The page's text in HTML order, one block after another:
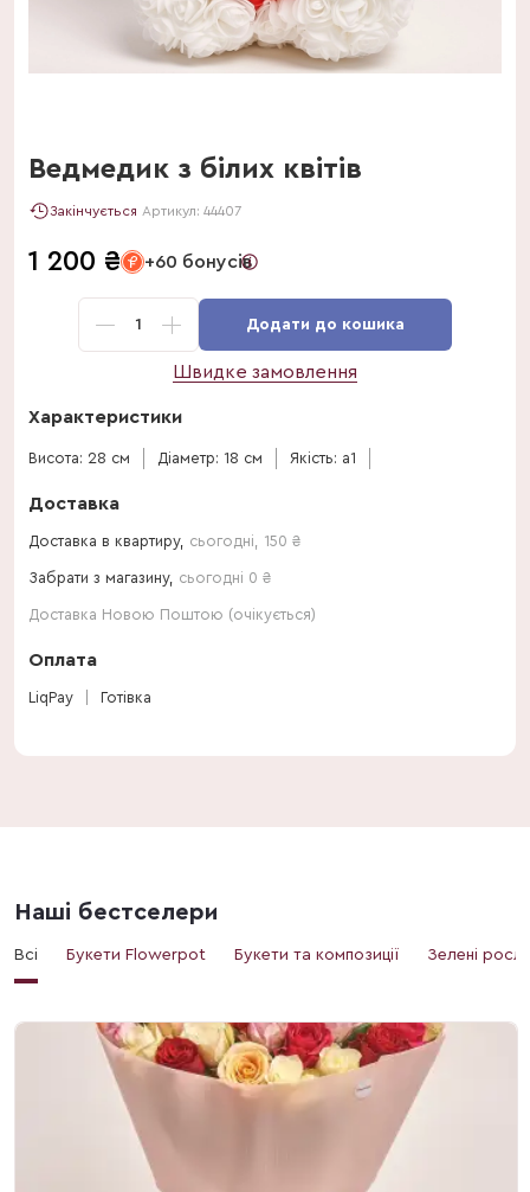
Ведмедик з білих квітів
Закінчується Артикул: 44407
1 200 ₴ +60 бонусів
1 Додати до кошика
Швидке замовлення
Характеристики
Висота: 28 см Діаметр: 18 см Якість: a1
Доставка
Доставка в квартиру, сьогодні 150 ₴
Забрати з магазину, сьогодні 0 ₴
Доставка Новою Поштою (очікується)
Оплата
LiqPay Готівка
Наші бестселери
Всі Букети Flowerpot Букети та композиції Зелені